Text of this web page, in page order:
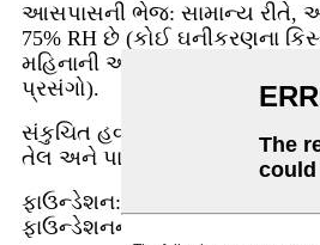
આસપાસની ભેજ: સામાન્ય રીતે,
75% RH છે (કોઈ ઘનીકરણના
મહિનાની અંદર) 95% RH કરતા
પ્રસંગો).
સંકુચિત હવા: 4.5 ~ 6.0 kgf / cm2
તેલ અને પાણી, ≥ 100L / મિનિટ
ફાઉન્ડેશન: ન્યૂનતમ કોંક્રિટ
ફાઉન્ડેશનની લઘુત્તમ જાડાઈ 400